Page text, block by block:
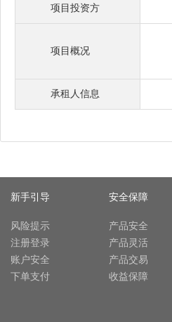
项目投资方
项目概况
承租人信息
新手引导
风险提示
注册登录
账户安全
下单支付
安全保障
产品安全
产品灵活
产品交易
收益保障